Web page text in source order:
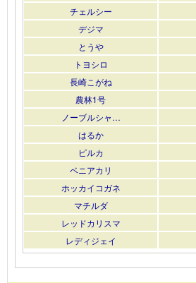
チェルシー
デジマ
とうや
トヨシロ
長崎こがね
農林1号
ノーブルシャ…
はるか
ピルカ
ベニアカリ
ホッカイコガネ
マチルダ
レッドカリスマ
レディジェイ